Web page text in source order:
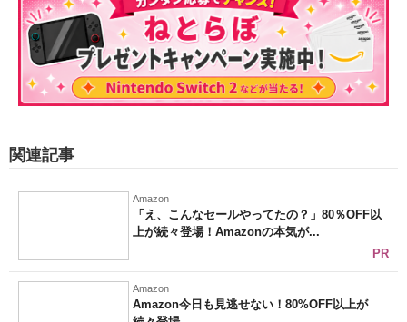
関連記事
Amazon
「え、こんなセールやってたの？」80％OFF以
上が続々登場！Amazonの本気が...
PR
Amazon
Amazon今日も見逃せない！80%OFF以上が